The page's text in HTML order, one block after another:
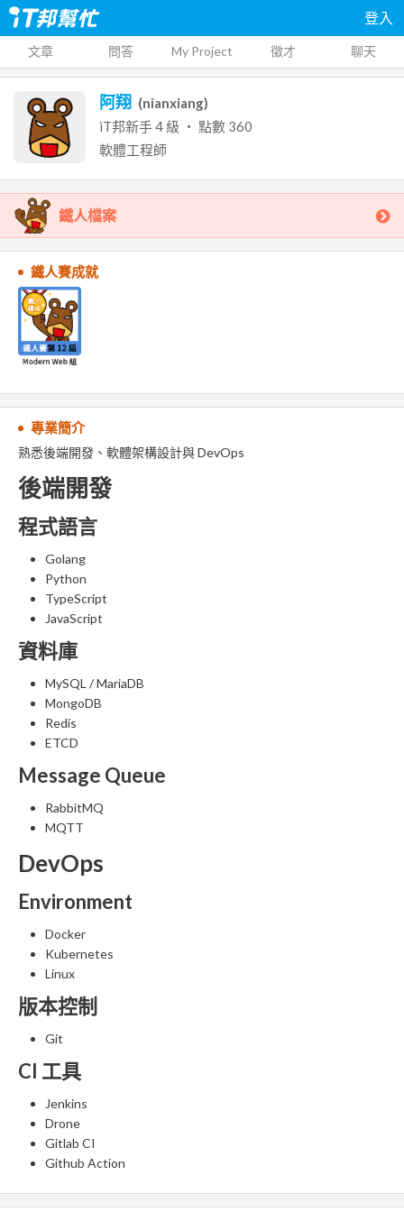
登入
文章 問答 My Project 徵才 聊天
阿翔 (nianxiang)
iT邦新手4 級 ‧ 點數 360
軟體工程師
鐵人檔案
鐵人賽成就
專業簡介
熟悉後端開發、軟體架構設計與 DevOps
後端開發
程式語言
Golang
Python
TypeScript
JavaScript
資料庫
MySQL / MariaDB
MongoDB
Redis
ETCD
Message Queue
RabbitMQ
MQTT
DevOps
Environment
Docker
Kubernetes
Linux
版本控制
Git
CI 工具
Jenkins
Drone
Gitlab CI
Github Action